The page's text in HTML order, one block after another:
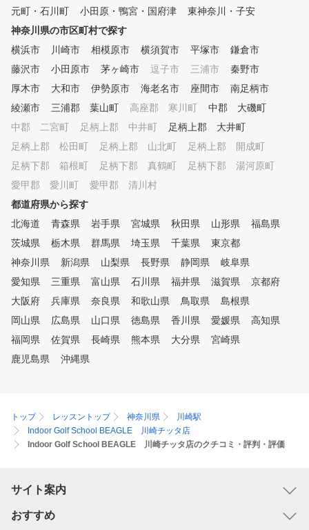
、シミュレーターの映像
。会員様一人一人のレッ
回の復習や今後の課題な
続してレッスンを受けて
けます。 ③レッスン受け放題
デル 外部資格を有する専
ロのレッスンを、毎日、
い放題なので、一人で練
利用ください。 ④ゴルフ初心
者から上級者まで楽しめ
で繰り返しショット練習
、ゲーム感覚でティーシ
やアプローチの練習を楽
現したコースでラウンド
、数多くの練習モードが
元町・石川町
小田原・鴨宮・国府津
東神奈川・子安
神奈川県の市区町村で探す
横浜市
川崎市 相模原市 横須賀市 平塚市
鎌倉市
藤沢市
小田原市 茅ヶ崎市 逗子市 三浦市
秦野市
厚木市
大和市 伊勢原市 海老名市 座間市
南足柄市
綾瀬市
三浦郡 葉山町 高座郡 寒川町
中郡 大磯町
中郡 二宮町
足柄上郡 中井町
足柄上郡 大井町
足柄上郡 松田町
足柄上郡 山北町
足柄上郡 開成町
足柄下郡 箱根町
足柄下郡 真鶴町
足柄下郡 湯河原町
愛甲郡 愛川町
愛甲郡 清川村
都道府県から探す
北海道
青森県 岩手県 宮城県 秋田県 山形県
福島県
茨城県
栃木県 群馬県 埼玉県 千葉県
東京都
神奈川県
新潟県 山梨県 長野県 静岡県
岐阜県
愛知県
三重県 富山県 石川県 福井県 滋賀県
京都府
大阪府
兵庫県 奈良県 和歌山県 鳥取県
島根県
岡山県
広島県 山口県 徳島県 香川県 愛媛県
高知県
福岡県
佐賀県 長崎県 熊本県 大分県
宮崎県
鹿児島県
沖縄県
トップ レッスントップ 神奈川県
川崎駅
Indoor Golf School BEAGLE 川崎チッタ店
Indoor Golf School BEAGLE 川崎チッタ店のクチコミ・評判・評価
サイト案内
おすすめ